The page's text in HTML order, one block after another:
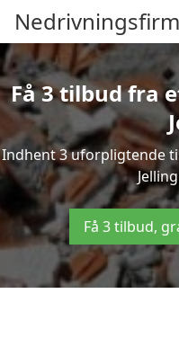
Få 3 tilbud fra
Indhent 3 uforpligtende
Få 3 tilbud,